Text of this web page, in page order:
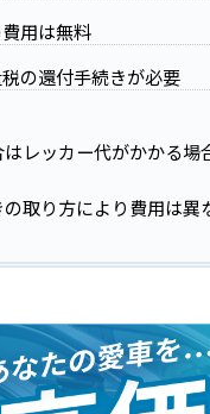
用は無料
の還付手続きが必要
レッカー代がかかる場
取り方により費用は異